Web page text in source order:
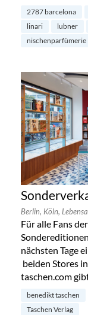
2787 barcelona
linari
lubner
nischenparfümerie
Berlin, Köln,
Für alle Fans
nächsten Tage
beiden Stores
taschen.com
benedikt taschen
Taschen Verlag